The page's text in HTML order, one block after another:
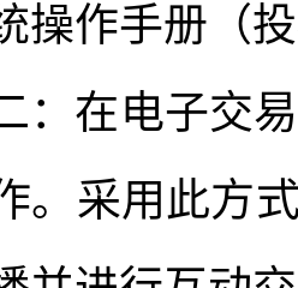
操作手册（
：在电子交
。采用此方